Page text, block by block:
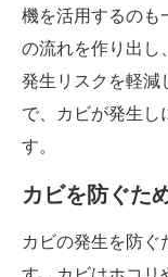
機を活用するのも
の流れを作り出し
発生リスクを軽減
で、カビが発生し
す。
カビを防ぐた
カビの発生を防ぐ